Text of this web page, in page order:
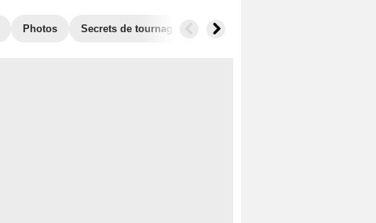
Photos Secrets de tournage Récompenses